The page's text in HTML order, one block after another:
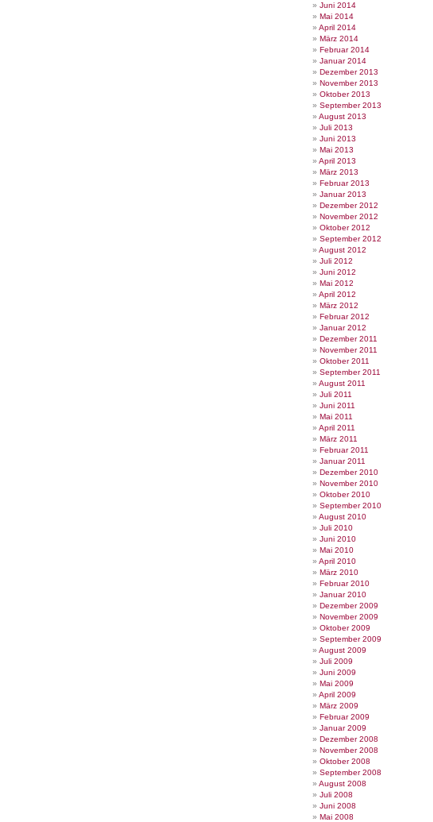
Juni 2014
Mai 2014
April 2014
März 2014
Februar 2014
Januar 2014
Dezember 2013
November 2013
Oktober 2013
September 2013
August 2013
Juli 2013
Juni 2013
Mai 2013
April 2013
März 2013
Februar 2013
Januar 2013
Dezember 2012
November 2012
Oktober 2012
September 2012
August 2012
Juli 2012
Juni 2012
Mai 2012
April 2012
März 2012
Februar 2012
Januar 2012
Dezember 2011
November 2011
Oktober 2011
September 2011
August 2011
Juli 2011
Juni 2011
Mai 2011
April 2011
März 2011
Februar 2011
Januar 2011
Dezember 2010
November 2010
Oktober 2010
September 2010
August 2010
Juli 2010
Juni 2010
Mai 2010
April 2010
März 2010
Februar 2010
Januar 2010
Dezember 2009
November 2009
Oktober 2009
September 2009
August 2009
Juli 2009
Juni 2009
Mai 2009
April 2009
März 2009
Februar 2009
Januar 2009
Dezember 2008
November 2008
Oktober 2008
September 2008
August 2008
Juli 2008
Juni 2008
Mai 2008